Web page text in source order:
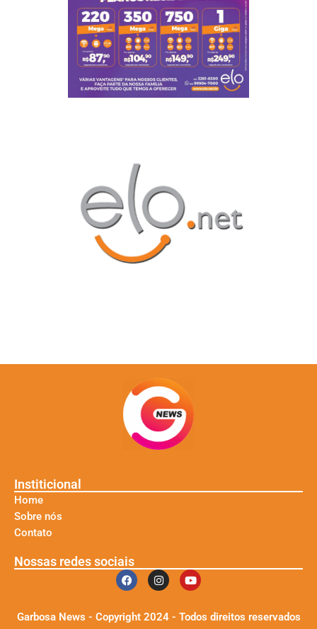
Institicional
Home
Sobre nós
Contato
Nossas redes sociais
Garbosa News - Copyright 2024 - Todos direitos reservados